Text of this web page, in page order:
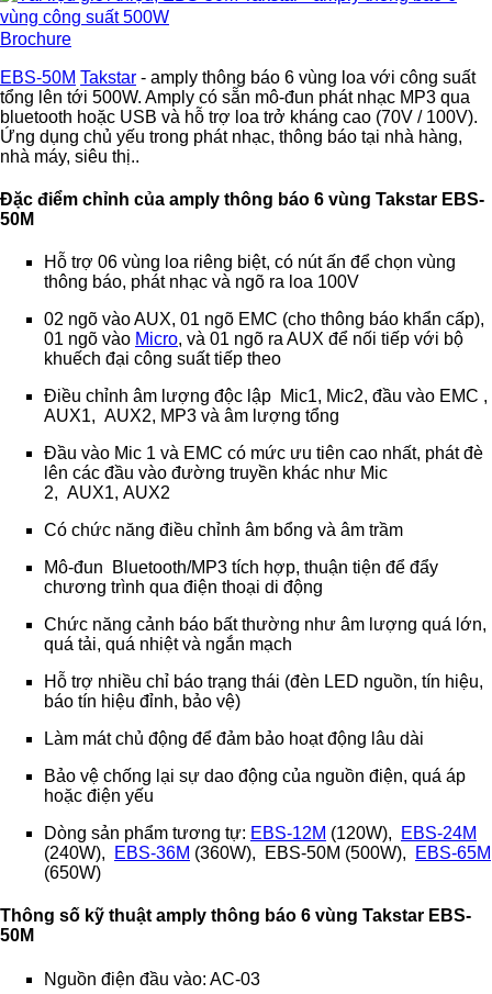
Brochure
EBS-50M Takstar - amply thông báo 6 vùng loa với công suất
tổng lên tới 500W. Amply có sẵn mô-đun phát nhạc MP3 qua
bluetooth hoặc USB và hỗ trợ loa trở kháng cao (70V / 100V).
Ứng dụng chủ yếu trong phát nhạc, thông báo tại nhà hàng,
nhà máy, siêu thị..
Đặc điểm chỉnh của amply thông báo 6 vùng Takstar EBS-
50M
Hỗ trợ 06 vùng loa riêng biệt, có nút ấn để chọn vùng
thông báo, phát nhạc và ngõ ra loa 100V
02 ngõ vào AUX, 01 ngõ EMC (cho thông báo khẩn cấp),
01 ngõ vào Micro, và 01 ngõ ra AUX để nối tiếp với bộ
khuếch đại công suất tiếp theo
Điều chỉnh âm lượng độc lập Mic1, Mic2, đầu vào EMC ,
AUX1, AUX2, MP3 và âm lượng tổng
Đầu vào Mic 1 và EMC có mức ưu tiên cao nhất, phát đè
lên các đầu vào đường truyền khác như Mic
2, AUX1, AUX2
Có chức năng điều chỉnh âm bổng và âm trầm
Mô-đun Bluetooth/MP3 tích hợp, thuận tiện để đẩy
chương trình qua điện thoại di động
Chức năng cảnh báo bất thường như âm lượng quá lớn,
quá tải, quá nhiệt và ngắn mạch
Hỗ trợ nhiều chỉ báo trạng thái (đèn LED nguồn, tín hiệu,
báo tín hiệu đỉnh, bảo vệ)
Làm mát chủ động để đảm bảo hoạt động lâu dài
Bảo vệ chống lại sự dao động của nguồn điện, quá áp
hoặc điện yếu
Dòng sản phẩm tương tự: EBS-12M (120W),
EBS-24M
(240W),
EBS-36M (360W), EBS-50M (500W),
EBS-65M
(650W)
Thông số kỹ thuật amply thông báo 6 vùng Takstar EBS-
50M
Nguồn điện đầu vào: AC-03